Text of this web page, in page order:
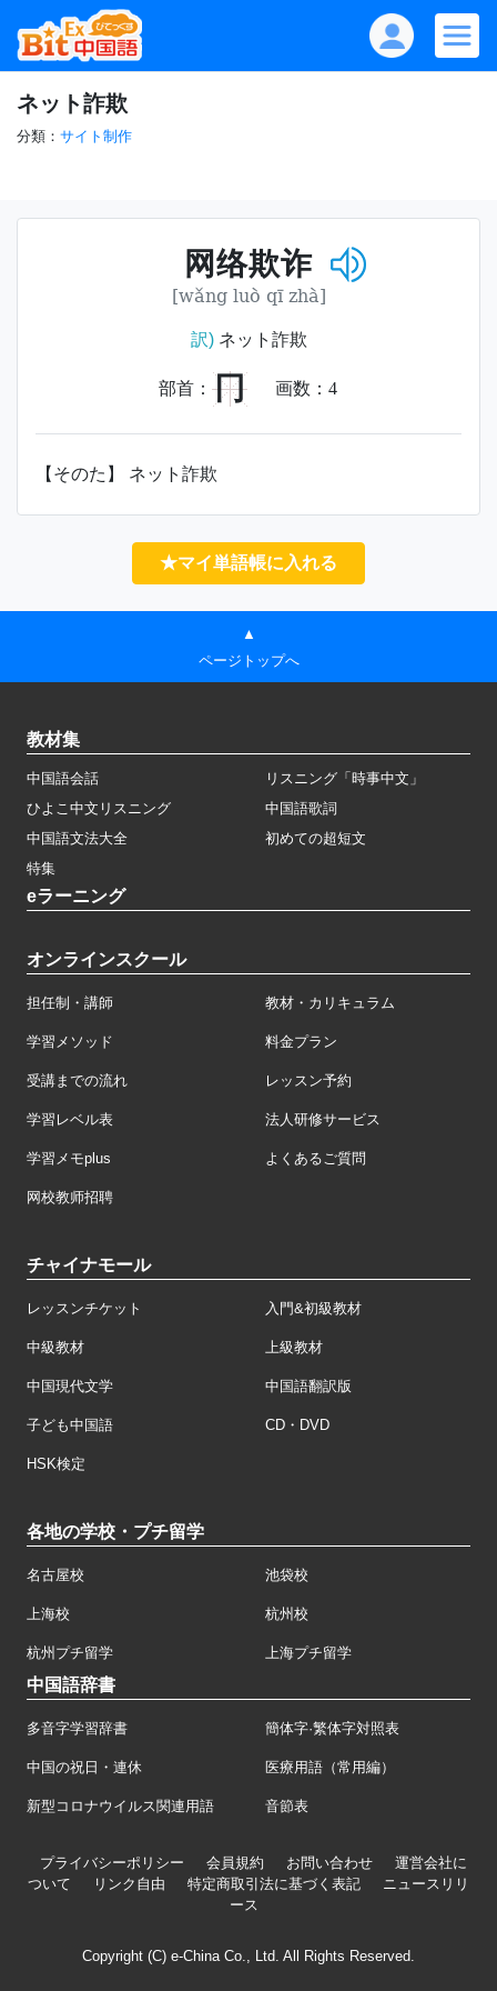
ネット詐欺
分類： サイト制作
网络欺诈
[wǎng luò qī zhà]
訳)ネット詐欺
部首： 冂 画数： 4
【そのた】 ネット詐欺
★マイ単語帳に入れる
▲
ページトップへ
教材集
中国語会話
リスニング「時事中文」
ひよこ中文リスニング
中国語歌詞
中国語文法大全
初めての超短文
特集
eラーニング
オンラインスクール
担任制・講師 教材・カリキュラム
学習メソッド 料金プラン
受講までの流れ レッスン予約
学習レベル表 法人研修サービス
学習メモplus よくあるご質問
网校教师招聘
チャイナモール
レッスンチケット 入門&初級教材
中級教材 上級教材
中国現代文学 中国語翻訳版
子ども中国語 CD・DVD
HSK検定
各地の学校・プチ留学
名古屋校 池袋校
上海校 杭州校
杭州プチ留学 上海プチ留学
中国語辞書
多音字学習辞書 簡体字·繁体字対照表
中国の祝日・連休 医療用語（常用編）
新型コロナウイルス関連用語 音節表
プライバシーポリシー 会員規約 お問い合わせ
運営会社に
ついて
リンク自由 特定商取引法に基づく表記
ニュースリリ
ース
Copyright (C) e-China Co., Ltd. All Rights Reserved.